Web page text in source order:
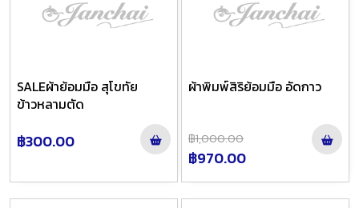
SALEผ้าย้อมมือ สุโขทัย
ข้าวหลามตัด
฿300.00
ผ้าพิมพ์สิริย้อมมือ อัดกาว
฿1,000.00
฿970.00